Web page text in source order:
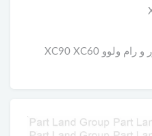
دسته موتور زیر رابط بین موتور و رام ولوو XC90 XC60